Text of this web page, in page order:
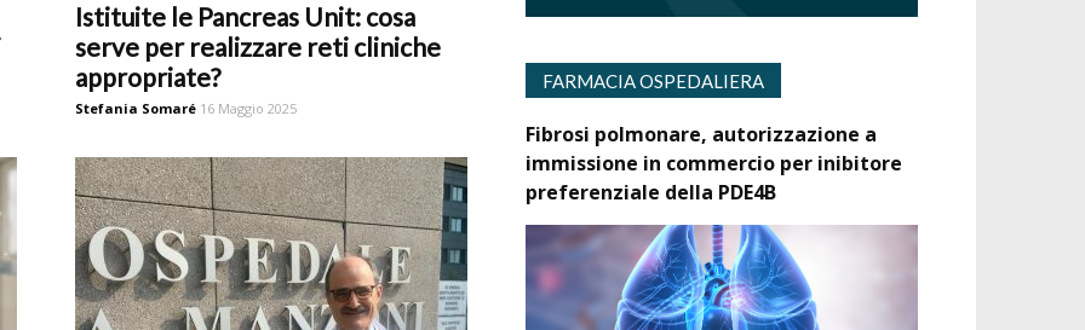
Istituite le Pancreas Unit: cosa
serve per realizzare reti cliniche
appropriate?
Stefania Somaré 16 Maggio 2025
FARMACIA OSPEDALIERA
Fibrosi polmonare, autorizzazione a
immissione in commercio per inibitore
preferenziale della PDE4B